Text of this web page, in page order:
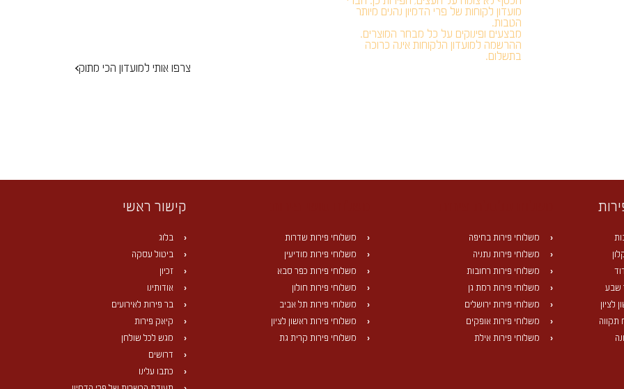
מועדון לקוחות של פרי הדמיון נהנים מיותר
הטבות.
מבצעים ופינוקים על כל מבחר המוצרים.
ההרשמה למועדון הלקוחות אינה כרוכה
בתשלום.
צרפו אותי למועדון הכי מתוק
שבע
לציון
תקווה
משלוחי פירות בחיפה
משלוחי פירות נתניה
משלוחי פירות רחובות
משלוחי פירות רמת גן
משלוחי פירות ירושלים
משלוחי פירות אופקים
משלוחי פירות אילת
משלוחי פירות שדרות
משלוחי פירות מודיעין
משלוחי פירות כפר סבא
משלוחי פירות חולון
משלוחי פירות תל אביב
משלוחי פירות ראשון לציון
משלוחי פירות קרית גת
קישור ראשי
בלוג
ביטול עסקה
זכיון
אודותינו
בר פירות לאירועים
קיאק פירות
מגש לכל שולחן
דרושים
כתבו עלינו